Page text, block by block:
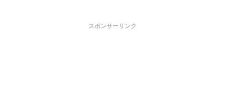
スポンサーリンク